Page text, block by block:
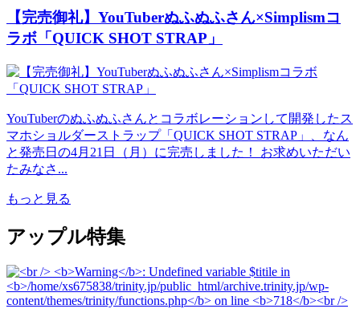
【完売御礼】YouTuberぬふぬふさん×Simplismコ
ラボ「QUICK SHOT STRAP」
YouTuberのぬふぬふさんとコラボレーションして開発したス
マホショルダーストラップ「QUICK SHOT STRAP」、なん
と発売日の4月21日（月）に完売しました！ お求めいただい
たみなさ...
もっと見る
アップル特集